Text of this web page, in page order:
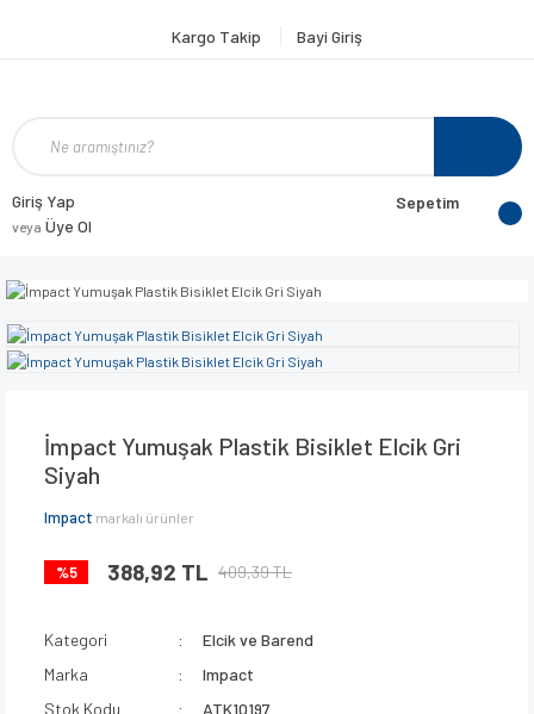
Kargo Takip Bayi Giriş
Giriş Yap
veya Üye Ol
Sepetim
İmpact Yumuşak Plastik Bisiklet Elcik Gri
Siyah
Impact markalı ürünler
%5 388,92 TL 409,39 TL
Kategori
Elcik ve Barend
Marka
Impact
Stok Kodu
ATK10197